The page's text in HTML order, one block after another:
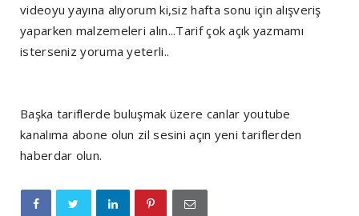
videoyu yayına alıyorum ki,siz hafta sonu için alışveriş
yaparken malzemeleri alın...Tarif çok açık yazmamı
isterseniz yoruma yeterli..
Başka tariflerde buluşmak üzere canlar youtube
kanalıma abone olun zil sesini açın yeni tariflerden
haberdar olun.